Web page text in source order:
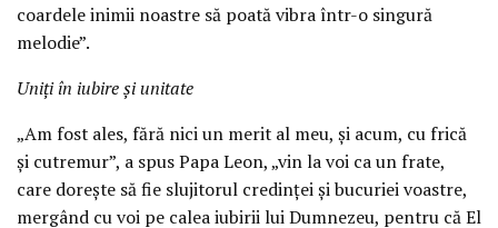
coardele inimii noastre să poată vibra într-o singură
melodie”.
Uniți în iubire și unitate
„Am fost ales, fără nici un merit al meu, și acum, cu frică
și cutremur”, a spus Papa Leon, „vin la voi ca un frate,
care dorește să fie slujitorul credinței și bucuriei voastre,
mergând cu voi pe calea iubirii lui Dumnezeu, pentru că El